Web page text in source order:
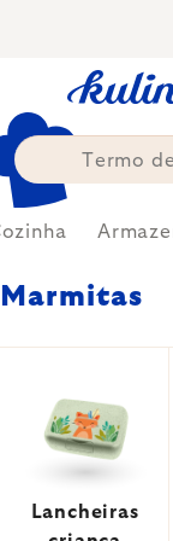
Marmitas
Lancheiras